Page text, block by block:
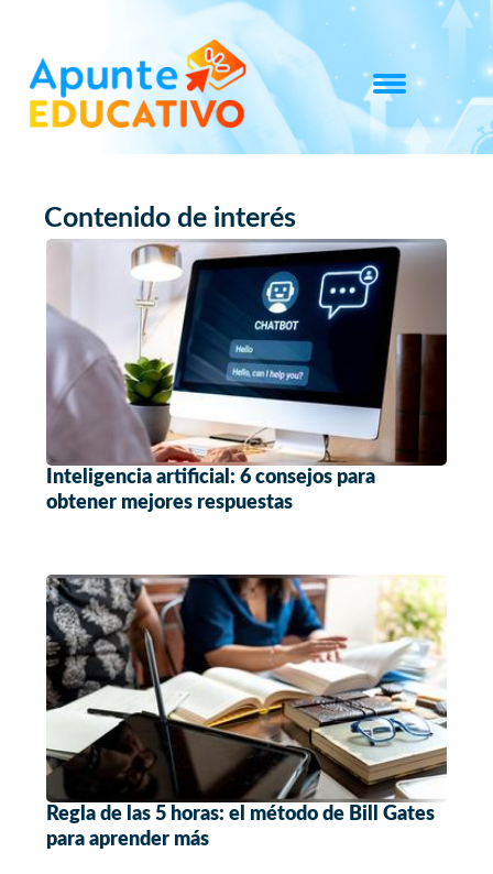
Contenido de interés
Inteligencia artificial: 6 consejos para
obtener mejores respuestas
Regla de las 5 horas: el método de Bill Gates
para aprender más